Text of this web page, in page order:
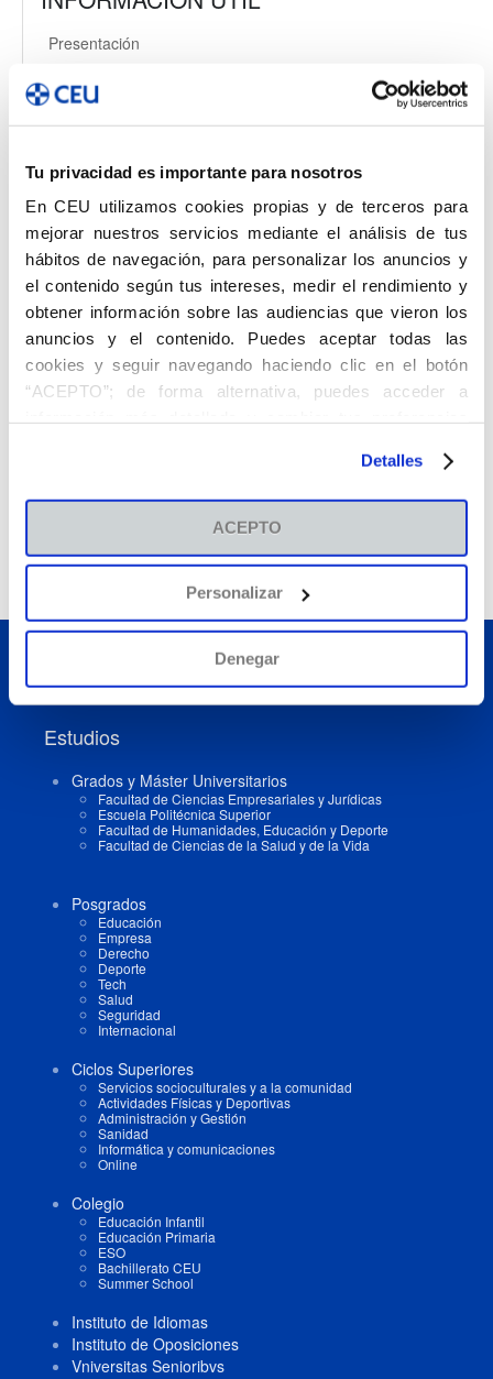
Tu privacidad es importante para nosotros
En CEU utilizamos cookies propias y de terceros para
mejorar nuestros servicios mediante el análisis de tus
hábitos de navegación, para personalizar los anuncios y
el contenido según tus intereses, medir el rendimiento y
obtener información sobre las audiencias que vieron los
anuncios y el contenido. Puedes aceptar todas las
cookies y seguir navegando haciendo clic en el botón
“ACEPTO”; de forma alternativa, puedes acceder a
en el botón "Personalizar". Para más información puedes
visitar nuestraPolítica de Cookies.
Detalles
ACEPTO
Personalizar
Denegar
Presentación
Histórico de actividades
BUZÓN DE
SUGERENCIAS
SERVICIO DE EXTENSIÓN
UNIVERSITARIA
Estudios
Grados y Máster Universitarios
Facultad de Ciencias Empresariales y Jurídicas
Escuela Politécnica Superior
Facultad de Humanidades, Educación y Deporte
Facultad de Ciencias de la Salud y de la Vida
Posgrados
Educación
Empresa
Derecho
Deporte
Tech
Salud
Seguridad
Internacional
Ciclos Superiores
Servicios socioculturales y a la comunidad
Actividades Físicas y Deportivas
Administración y Gestión
Sanidad
Informática y comunicaciones
Online
Colegio
Educación Infantil
Educación Primaria
ESO
Bachillerato CEU
Summer School
Instituto de Idiomas
Instituto de Oposiciones
Vniversitas Senioribvs